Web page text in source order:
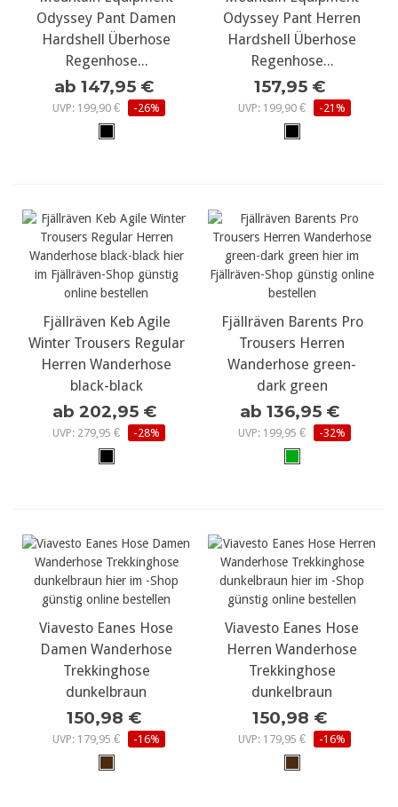
Odyssey Pant Damen
Hardshell Überhose
Regenhose...
ab 147,95 €
UVP: 199,90 € -26%
Odyssey Pant Herren
Hardshell Überhose
Regenhose...
157,95 €
UVP: 199,90 € -21%
Fjällräven Keb Agile
Winter Trousers Regular
Herren Wanderhose
black-black
ab 202,95 €
UVP: 279,95 € -28%
Fjällräven Barents Pro
Trousers Herren
Wanderhose green-
dark green
ab 136,95 €
UVP: 199,95 € -32%
Viavesto Eanes Hose
Damen Wanderhose
Trekkinghose
dunkelbraun
150,98 €
UVP: 179,95 € -16%
Viavesto Eanes Hose
Herren Wanderhose
Trekkinghose
dunkelbraun
150,98 €
UVP: 179,95 € -16%